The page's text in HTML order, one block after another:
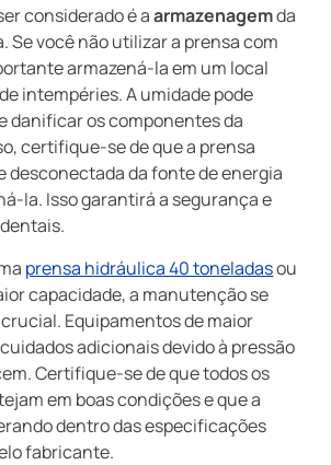
considerado é aarmazenagemda
Se você não utilizar a prensa com
armazená-la em um local
intempéries. A umidade pode
danificar os componentes da
certifique-se de que a prensa
desconectada da fonte de energia
la. Isso garantirá a segurança e
prensa hidráulica 40 toneladasou
capacidade, a manutenção se
Equipamentos de maior
adicionais devido à pressão
Certifique-se de que todos os
em boas condições e que a
dentro das especificações
fabricante.